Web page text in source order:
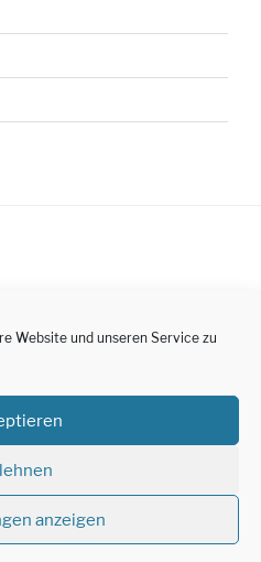
Website und unseren Service zu
anzeigen